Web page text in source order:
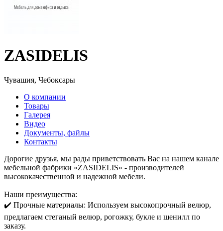
ZASIDELIS
Чувашия, Чебоксары
О компании
Товары
Галерея
Видео
Документы, файлы
Контакты
Дорогие друзья, мы рады приветствовать Вас на нашем канале
мебельной фабрики «ZASIDELIS» - производителей
высококачественной и надежной мебели.
Наши преимущества:
✔️ Прочные материалы: Используем высокопрочный велюр,
предлагаем стеганый велюр, рогожку, букле и шенилл по
заказу.